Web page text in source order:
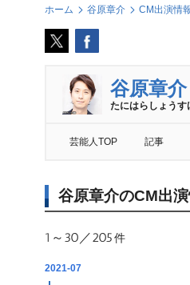
ホーム 谷原章介 CM出演情
谷原章介
たにはらしょうす
芸能人TOP 記事
谷原章介のCM出
1～30／205件
2021-07